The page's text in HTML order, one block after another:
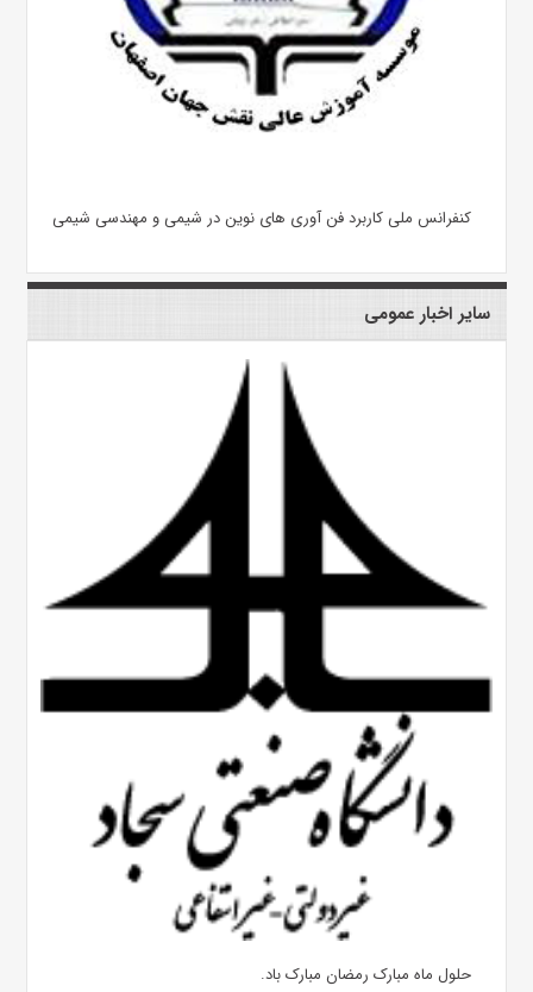
کنفرانس ملی کاربرد فن آوری های نوین در شیمی و مهندسی شیمی
سایر اخبار عمومی
حلول ماه مبارک رمضان مبارک باد.